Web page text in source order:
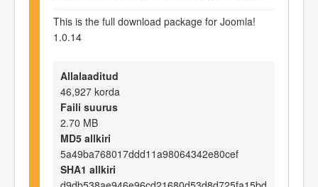
This is the full download package for Joomla!
1.0.14
Allalaaditud
46,927 korda
Faili suurus
2.70 MB
MD5 allkiri
5a49ba768017ddd11a98064342e80cef
SHA1 allkiri